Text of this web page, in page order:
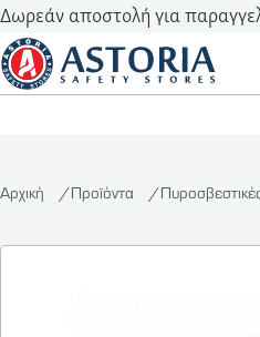
Δωρεάν αποστολή για
Αρχική Προϊόντα